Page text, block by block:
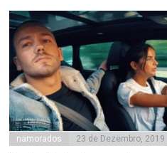
namorados 23 de Dezembro, 2019